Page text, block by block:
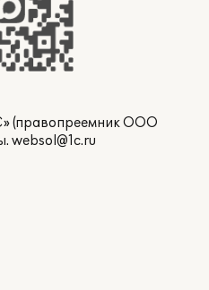
(правопреемник ООО
websol@1c.ru